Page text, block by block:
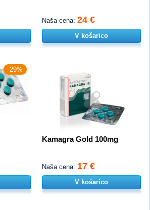
Naša cena: 24 €
V košarico
-29%
Kamagra Gold 100mg
Naša cena: 17 €
V košarico